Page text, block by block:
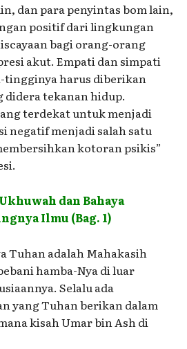
dan para penyintas bom lain,
positif dari lingkungan
bagi orang-orang
akut. Empati dan simpati
tingginya harus diberikan
didera tekanan hidup.
terdekat untuk menjadi
negatif menjadi salah satu
kotoran psikis”
dan Bahaya
Ilmu (Bag. 1)
Tuhan adalah Mahakasih
hamba-Nya di luar
Selalu ada
yang Tuhan berikan dalam
kisah Umar bin Ash di